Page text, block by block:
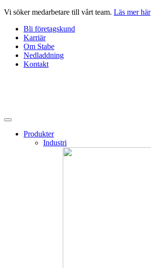
Hoppa
innehåll
Vi söker medarbetare till vårt team. Läs mer här
Bli företagskund
Karriär
Om Stabe
Nedladdning
Kontakt
Produkter
Industri